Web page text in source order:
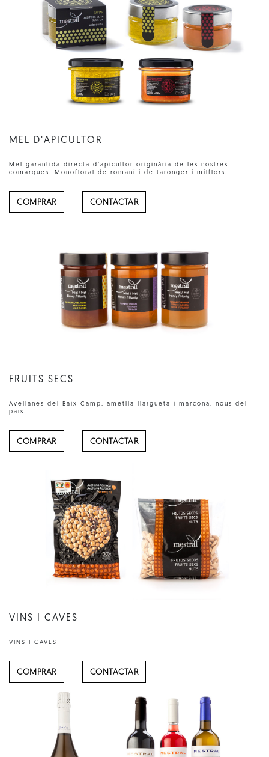
MEL D’APICULTOR
Mel garantida directa d’apicultor originària de les nostres
comarques. Monofloral de romaní i de taronger i milflors.
COMPRAR CONTACTAR
FRUITS SECS
Avellanes del Baix Camp, ametlla llargueta i marcona, nous del
país.
COMPRAR CONTACTAR
VINS I CAVES
VINS I CAVES
COMPRAR CONTACTAR